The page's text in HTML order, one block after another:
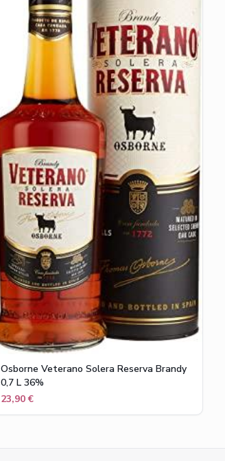
Osborne Veterano Solera Reserva Brandy
0,7 L 36%
23,90 €